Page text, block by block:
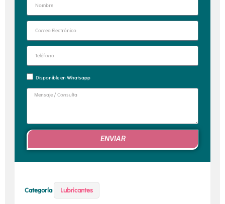
Disponible en Whatsapp
ENVIAR
Categoría Lubricantes